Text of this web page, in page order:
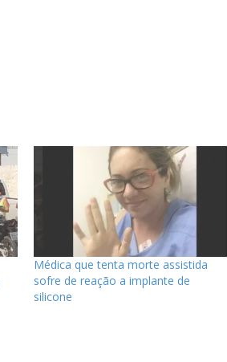
Médica que tenta morte assistida
sofre de reação a implante de
silicone